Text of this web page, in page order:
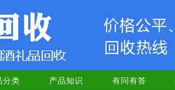
分类 产品知识 有问有答